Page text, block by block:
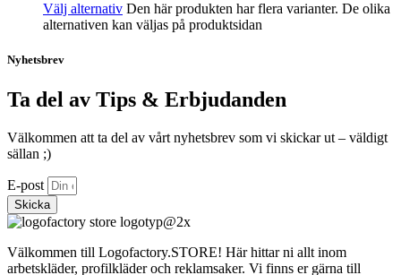
Välj alternativ Den här produkten har flera varianter. De olika
alternativen kan väljas på produktsidan
Nyhetsbrev
Ta del av Tips & Erbjudanden
Välkommen att ta del av vårt nyhetsbrev som vi skickar ut – väldigt
sällan ;)
E-post
Skicka
Välkommen till Logofactory.STORE! Här hittar ni allt inom
arbetskläder, profilkläder och reklamsaker. Vi finns er gärna till